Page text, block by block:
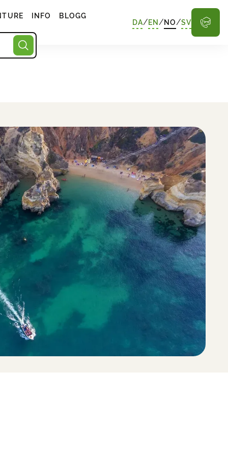
INFO BLOGG
DA/EN /NO/SV